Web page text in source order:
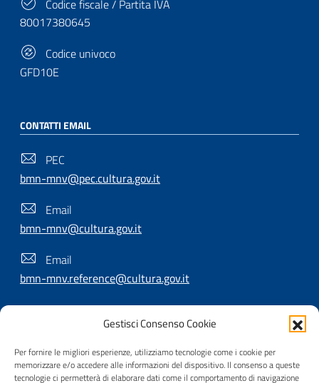
Gestisci Consenso Cookie
Per fornire le migliori esperienze, utilizziamo tecnologie come i cookie per
memorizzare e/o accedere alle informazioni del dispositivo. Il consenso a queste
tecnologie ci permetterà di elaborare dati come il comportamento di navigazione
Codice fiscale / Partita IVA
80017380645
Codice univoco
GFD10E
CONTATTI EMAIL
PEC
bmn-mnv@pec.cultura.gov.it
Email
bmn-mnv@cultura.gov.it
Email
bmn-mnv.reference@cultura.gov.it